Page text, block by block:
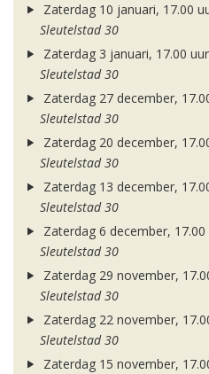
Zaterdag 10 januari, 17.00
Sleutelstad 30
Zaterdag 3 januari, 17.00 uur
Sleutelstad 30
Zaterdag 27 december,
Sleutelstad 30
Zaterdag 20 december,
Sleutelstad 30
Zaterdag 13 december,
Sleutelstad 30
Zaterdag 6 december, 17.00
Sleutelstad 30
Zaterdag 29 november,
Sleutelstad 30
Zaterdag 22 november,
Sleutelstad 30
Zaterdag 15 november,